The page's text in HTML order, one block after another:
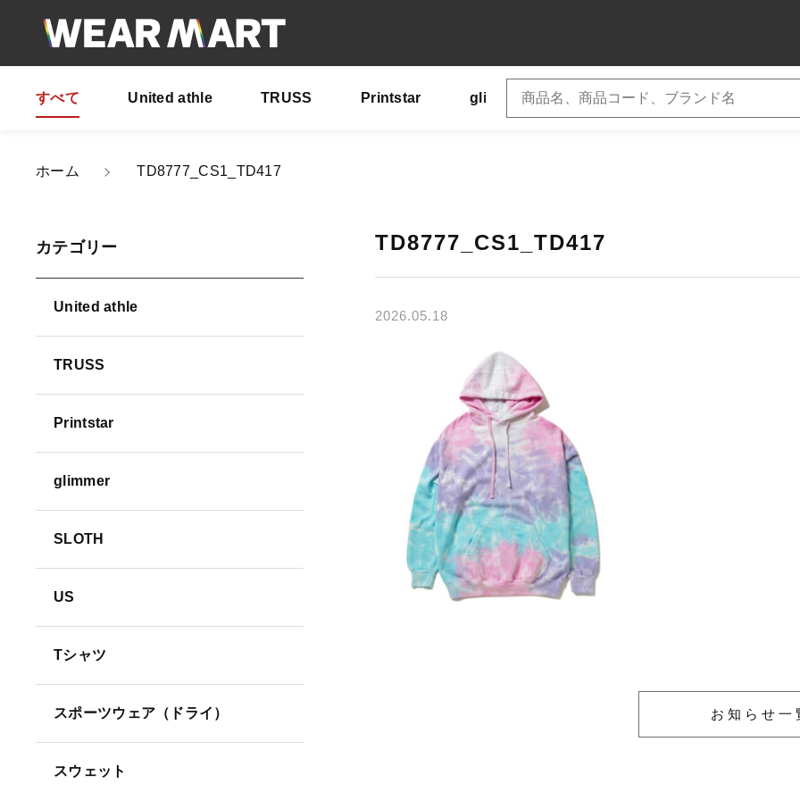
すべて United athle TRUSS Printstar glimmer SLOTH US
ホーム TD8777_CS1_TD417
TD8777_CS1_TD417
2026.05.18
お知らせ一
カテゴリー
United athle
TRUSS
Printstar
glimmer
SLOTH
US
Tシャツ
スポーツウェア（ドライ）
スウェット